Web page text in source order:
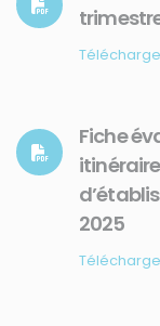
Fiche
2025